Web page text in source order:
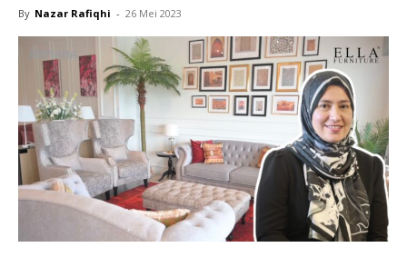
Landskap
DIY
Bilik Air
Bilik Tidur
Dapur
Ruang Makan
Make Over
Bilik Air
Bilik Tidur
Dapur
By Nazar Rafiqhi - 26 Mei 2023